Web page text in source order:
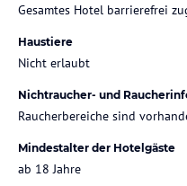
Gesamtes Hotel barrierefrei
Haustiere
Nicht erlaubt
Nichtraucher- und
Raucherbereiche sind
Mindestalter der Hotelgäste
ab 18 Jahre